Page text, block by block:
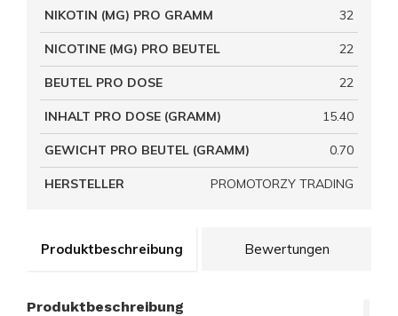
Produktbeschreibung Bewertungen
Produktbeschreibung
NIKOTIN (MG) PRO GRAMM 32
NICOTINE (MG) PRO BEUTEL 22
BEUTEL PRO DOSE 22
INHALT PRO DOSE (GRAMM) 15.40
GEWICHT PRO BEUTEL (GRAMM) 0.70
HERSTELLER PROMOTORZY TRADING